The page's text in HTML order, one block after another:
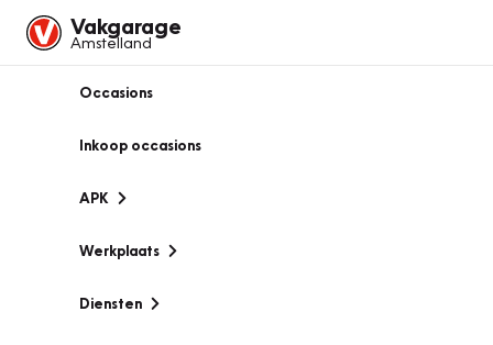
Vakgarage
Amstelland
Occasions
Inkoop occasions
APK
Werkplaats
Diensten